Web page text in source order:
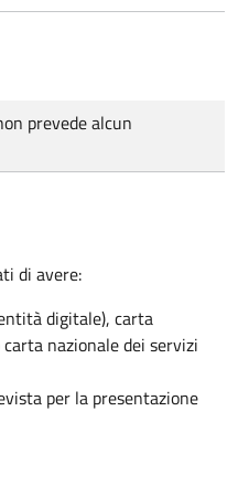
prevede alcun
di avere:
digitale), carta
nazionale dei servizi
per la presentazione